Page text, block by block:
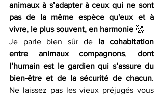
animaux à s’adapter à ceux qui ne sont
pas de la même espèce qu'eux et à
vivre, le plus souvent, en harmonie 🥰
Je parle bien sûr de la cohabitation
entre animaux compagnons, dont
l’humain est le gardien qui s’assure du
bien-être et de la sécurité de chacun.
Ne laissez pas les vieux préjugés vous